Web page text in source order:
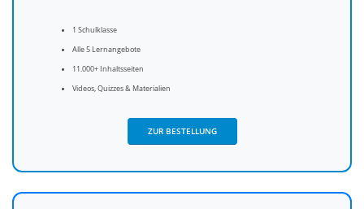
1 Schulklasse
Alle 5 Lernangebote
11.000+ Inhaltsseiten
Videos, Quizzes & Materialien
ZUR BESTELLUNG